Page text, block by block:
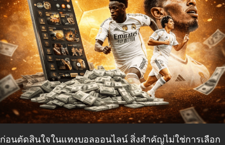
ก่อนตัดสินใจในแทงบอลออนไลน์ สิ่งสำคัญไม่ใช่การเลือก